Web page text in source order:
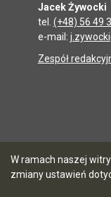
W ramach naszej
zmiany ustawień
Jacek Żywocki
tel. (+48) 56 49
e-mail:
Zespół
5.7.0 [90]